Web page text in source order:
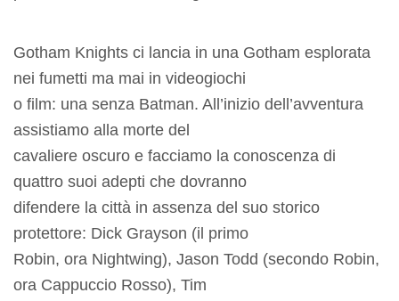
Gotham Knights ci lancia in una Gotham esplorata
nei fumetti ma mai in videogiochi
o film: una senza Batman. All’inizio dell’avventura
assistiamo alla morte del
cavaliere oscuro e facciamo la conoscenza di
quattro suoi adepti che dovranno
difendere la città in assenza del suo storico
protettore: Dick Grayson (il primo
Robin, ora Nightwing), Jason Todd (secondo Robin,
ora Cappuccio Rosso), Tim